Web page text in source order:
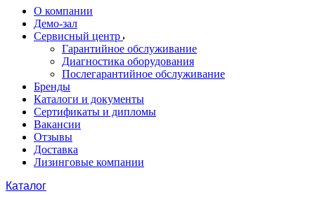
О компании
Демо-зал
Сервисный центр
Гарантийное обслуживание
Диагностика оборудования
Послегарантийное обслуживание
Бренды
Каталоги и документы
Сертификаты и дипломы
Вакансии
Отзывы
Доставка
Лизинговые компании
Каталог